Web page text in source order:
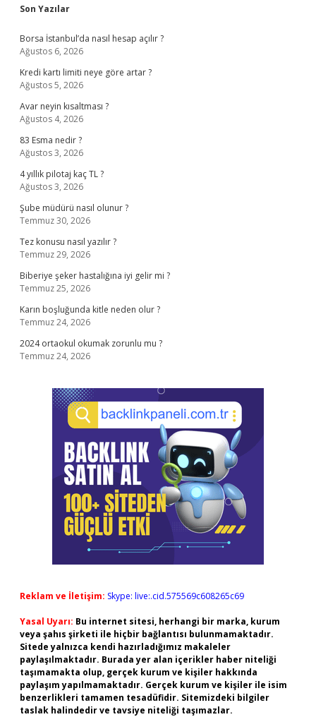
Sidebar
Son Yazılar
Borsa İstanbul’da nasıl hesap açılır ?
Ağustos 6, 2026
Kredi kartı limiti neye göre artar ?
Ağustos 5, 2026
Avar neyin kısaltması ?
Ağustos 4, 2026
83 Esma nedir ?
Ağustos 3, 2026
4 yıllık pilotaj kaç TL ?
Ağustos 3, 2026
Şube müdürü nasıl olunur ?
Temmuz 30, 2026
Tez konusu nasıl yazılır ?
Temmuz 29, 2026
Biberiye şeker hastalığına iyi gelir mi ?
Temmuz 25, 2026
Karın boşluğunda kitle neden olur ?
Temmuz 24, 2026
2024 ortaokul okumak zorunlu mu ?
Temmuz 24, 2026
Reklam ve İletişim: Skype: live:.cid.575569c608265c69
Yasal Uyarı: Bu internet sitesi, herhangi bir marka, kurum
veya şahıs şirketi ile hiçbir bağlantısı bulunmamaktadır.
Sitede yalnızca kendi hazırladığımız makaleler
paylaşılmaktadır. Burada yer alan içerikler haber niteliği
taşımamakta olup, gerçek kurum ve kişiler hakkında
paylaşım yapılmamaktadır. Gerçek kurum ve kişiler ile isim
benzerlikleri tamamen tesadüfidir. Sitemizdeki bilgiler
taslak halindedir ve tavsiye niteliği taşımazlar.